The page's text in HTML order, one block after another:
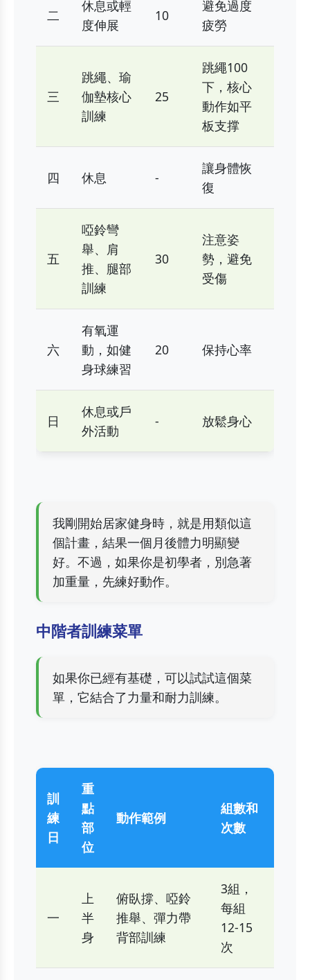
二
休息或輕
度伸展
10
避免過度
疲勞
三
跳繩、瑜
伽墊核心
訓練
25
跳繩100
下，核心
動作如平
板支撑
四 休息 -
讓身體恢
復
五
啞鈴彎
舉、肩
推、腿部
訓練
30
注意姿
勢，避免
受傷
六
有氧運
動，如健
身球練習
20 保持心率
日
休息或戶
外活動
- 放鬆身心
我剛開始居家健身時，就是用類似這
個計畫，結果一個月後體力明顯變
好。不過，如果你是初學者，別急著
加重量，先練好動作。
中階者訓練菜單
如果你已經有基礎，可以試試這個菜
單，它結合了力量和耐力訓練。
訓
練
日
重
點
部
位
動作範例
組數和
次數
一
上
半
身
俯臥撐、啞鈴
推舉、彈力帶
背部訓練
3組，
每組
12-15
次